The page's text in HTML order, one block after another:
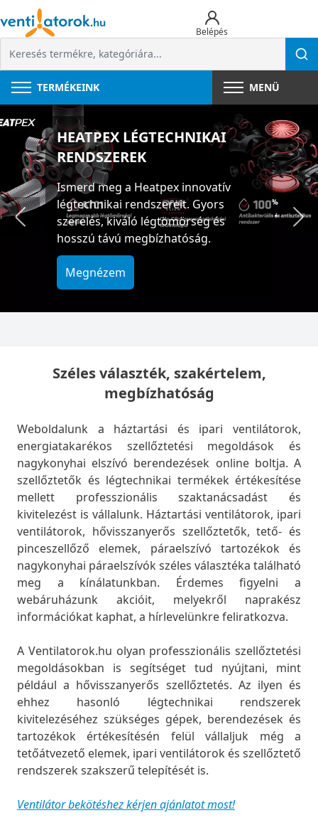
Belépés
TERMÉKEINK MENÜ
HEATPEX LÉGTECHNIKAI
RENDSZEREK
Ismerd meg a Heatpex innovatív
légtechnikai rendszereit. Gyors
szerelés, kiváló légtömörség és
hosszú távú megbízhatóság.
Megnézem
Széles választék, szakértelem,
megbízhatóság
Weboldalunk a háztartási és ipari ventilátorok,
energiatakarékos szellőztetési megoldások és
nagykonyhai elszívó berendezések online boltja. A
szellőztetők és légtechnikai termékek értékesítése
mellett professzionális szaktanácsadást és
kivitelezést is vállalunk. Háztartási ventilátorok, ipari
ventilátorok, hővisszanyerős szellőztetők, tető- és
pinceszellőző elemek, páraelszívó tartozékok és
nagykonyhai páraelszívók széles választéka található
meg a kínálatunkban. Érdemes figyelni a
webáruházunk akcióit, melyekről naprakész
információkat kaphat, a hírlevelünkre feliratkozva.
A Ventilatorok.hu olyan professzionális szellőztetési
megoldásokban is segítséget tud nyújtani, mint
például a hővisszanyerős szellőztetés. Az ilyen és
ehhez hasonló légtechnikai rendszerek
kivitelezéséhez szükséges gépek, berendezések és
tartozékok értékesítésén felül vállaljuk még a
tetőátvezető elemek, ipari ventilátorok és szellőztető
rendszerek szakszerű telepítését is.
Ventilátor bekötéshez kérjen ajánlatot most!